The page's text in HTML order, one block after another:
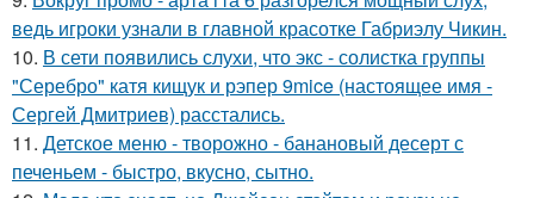
ведь игроки узнали в главной красотке Габриэлу Чикин.
10. В сети появились слухи, что экс - солистка группы
"Серебро" катя кищук и рэпер 9mice (настоящее имя -
Сергей Дмитриев) расстались.
11. Детское меню - творожно - банановый десерт с
печеньем - быстро, вкусно, сытно.